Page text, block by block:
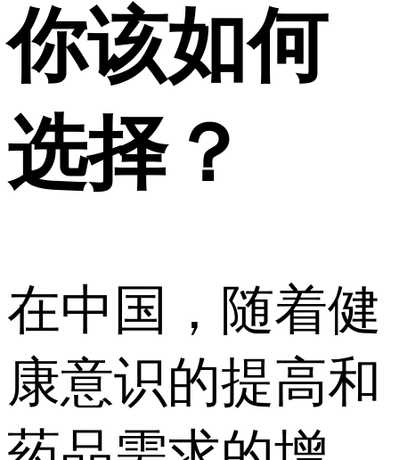
你该如何
选择？
在中国，随着健
康意识的提高和